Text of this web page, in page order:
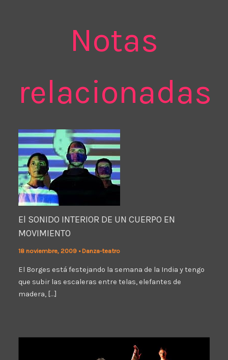
Notas
relacionadas
El SONIDO INTERIOR DE UN CUERPO EN
MOVIMIENTO
18 noviembre, 2009 • Danza-teatro
El Borges está festejando la semana de la India y tengo
que subir las escaleras entre telas, elefantes de
madera, […]